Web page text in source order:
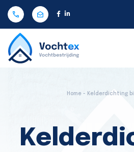
Home - Kelderdichting